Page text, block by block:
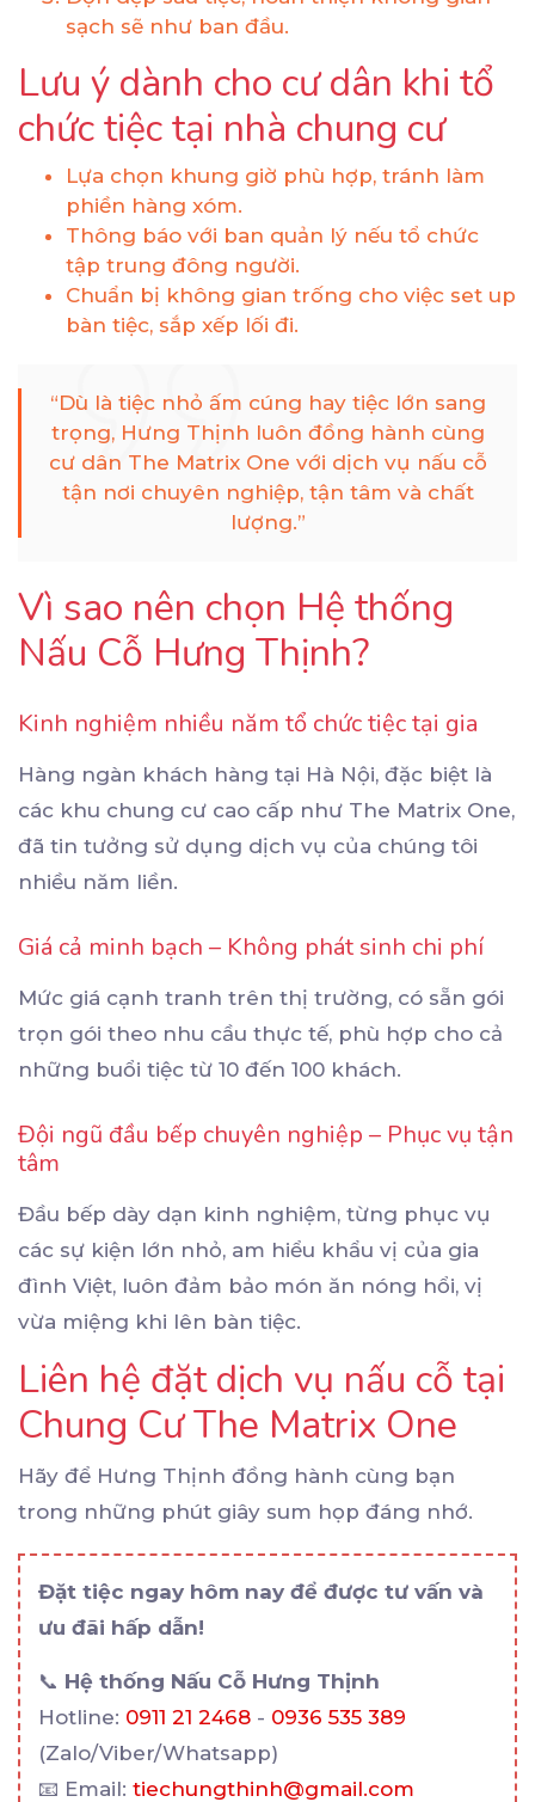
sạch sẽ như ban đầu.
Lưu ý dành cho cư dân khi tổ
chức tiệc tại nhà chung cư
Lựa chọn khung giờ phù hợp, tránh làm
phiền hàng xóm.
Thông báo với ban quản lý nếu tổ chức
tập trung đông người.
Chuẩn bị không gian trống cho việc set up
bàn tiệc, sắp xếp lối đi.
“Dù là tiệc nhỏ ấm cúng hay tiệc lớn sang
trọng, Hưng Thịnh luôn đồng hành cùng
cư dân The Matrix One với dịch vụ nấu cỗ
tận nơi chuyên nghiệp, tận tâm và chất
lượng.”
Vì sao nên chọn Hệ thống
Nấu Cỗ Hưng Thịnh?
Kinh nghiệm nhiều năm tổ chức tiệc tại gia
Hàng ngàn khách hàng tại Hà Nội, đặc biệt là
các khu chung cư cao cấp như The Matrix One,
đã tin tưởng sử dụng dịch vụ của chúng tôi
nhiều năm liền.
Giá cả minh bạch – Không phát sinh chi phí
Mức giá cạnh tranh trên thị trường, có sẵn gói
trọn gói theo nhu cầu thực tế, phù hợp cho cả
những buổi tiệc từ 10 đến 100 khách.
Đội ngũ đầu bếp chuyên nghiệp – Phục vụ tận
tâm
Đầu bếp dày dạn kinh nghiệm, từng phục vụ
các sự kiện lớn nhỏ, am hiểu khẩu vị của gia
đình Việt, luôn đảm bảo món ăn nóng hổi, vị
vừa miệng khi lên bàn tiệc.
Liên hệ đặt dịch vụ nấu cỗ tại
Chung Cư The Matrix One
Hãy để Hưng Thịnh đồng hành cùng bạn
trong những phút giây sum họp đáng nhớ.
Đặt tiệc ngay hôm nay để được tư vấn và
ưu đãi hấp dẫn!
📞 Hệ thống Nấu Cỗ Hưng Thịnh
Hotline: 0911 21 2468 - 0936 535 389
(Zalo/Viber/Whatsapp)
📧 Email: tiechungthinh@gmail.com